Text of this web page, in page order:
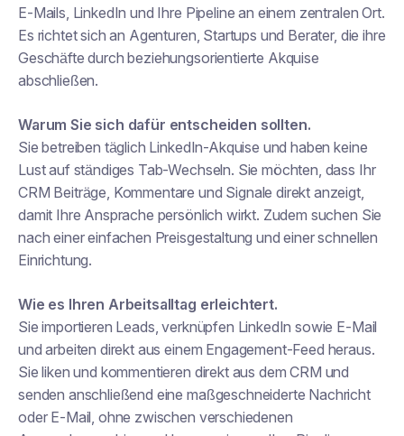
E-Mails, LinkedIn und Ihre Pipeline an einem zentralen Ort.
Es richtet sich an Agenturen, Startups und Berater, die ihre
Geschäfte durch beziehungsorientierte Akquise
abschließen.
Warum Sie sich dafür entscheiden sollten.
Sie betreiben täglich LinkedIn-Akquise und haben keine
Lust auf ständiges Tab-Wechseln. Sie möchten, dass Ihr
CRM Beiträge, Kommentare und Signale direkt anzeigt,
damit Ihre Ansprache persönlich wirkt. Zudem suchen Sie
nach einer einfachen Preisgestaltung und einer schnellen
Einrichtung.
Wie es Ihren Arbeitsalltag erleichtert.
Sie importieren Leads, verknüpfen LinkedIn sowie E-Mail
und arbeiten direkt aus einem Engagement-Feed heraus.
Sie liken und kommentieren direkt aus dem CRM und
senden anschließend eine maßgeschneiderte Nachricht
oder E-Mail, ohne zwischen verschiedenen